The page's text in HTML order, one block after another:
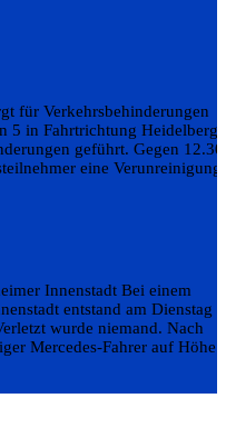
für Verkehrsbehinderungen
5 in Fahrtrichtung Heidelberg
geführt. Gegen 12.30
eine Verunreinigung
Innenstadt Bei einem
entstand am Dienstag
wurde niemand. Nach
Mercedes-Fahrer auf Höhe